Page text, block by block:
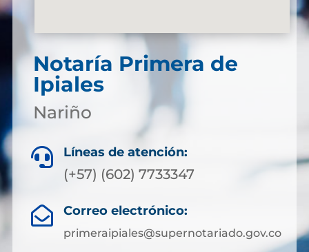
Notaría Primera de
Ipiales
Nariño
 Líneas de atención:
(+57) (602) 7733347
 Correo electrónico:
primeraipiales@supernotariado.gov.co